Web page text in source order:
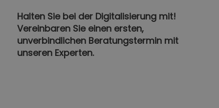
Halten Sie bei der Digitalisierung mit!
Vereinbaren Sie einen ersten,
unverbindlichen Beratungstermin mit
unseren Experten.